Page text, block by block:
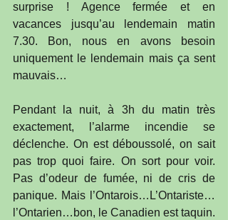
surprise ! Agence fermée et en
vacances jusqu’au lendemain matin
7.30. Bon, nous en avons besoin
uniquement le lendemain mais ça sent
mauvais…
Pendant la nuit, à 3h du matin très
exactement, l’alarme incendie se
déclenche. On est déboussolé, on sait
pas trop quoi faire. On sort pour voir.
Pas d’odeur de fumée, ni de cris de
panique. Mais l’Ontarois…L’Ontariste…
l’Ontarien…bon, le Canadien est taquin.